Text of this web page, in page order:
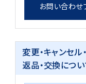
お問い合わせ
変更・キャンセル・
返品・交換につ